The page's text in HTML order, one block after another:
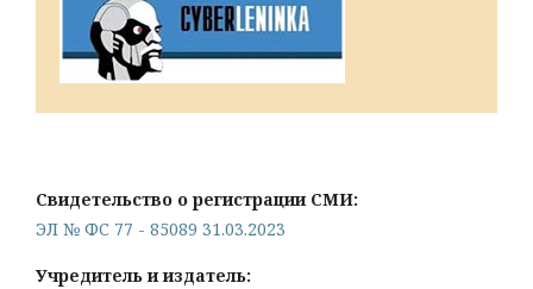
Свидетельство о регистрации СМИ:
ЭЛ № ФС 77 - 85089 31.03.2023
Учредитель и издатель: